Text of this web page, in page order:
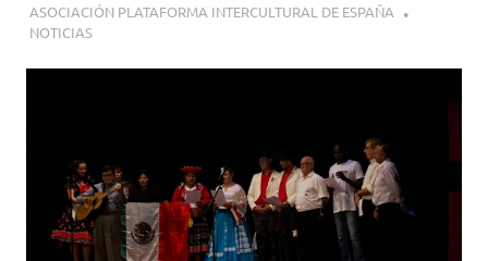
19 OCTUBRE, 2017
ASOCIACIÓN PLATAFORMA INTERCULTURAL DE ESPAÑA
NOTICIAS